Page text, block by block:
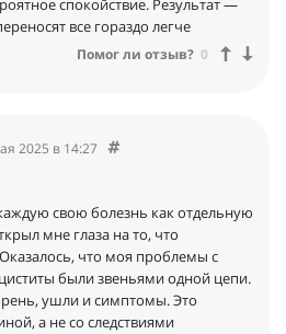
спокойствие. Результат —
все гораздо легче
Помог ли отзыв? 0
2025 в 14:27
свою болезнь как отдельную
мне глаза на то, что
что моя проблемы с
были звеньями одной цепи.
ушли и симптомы. Это
а не со следствиями